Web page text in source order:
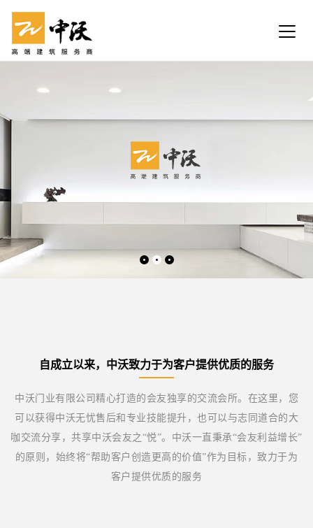
自成立以来，中沃致力于为客户提供优质的服务
中沃门业有限公司精心打造的会友独享的交流会所。在这里，您
可以获得中沃无忧售后和专业技能提升，也可以与志同道合的大
咖交流分享，共享中沃会友之“悦”。中沃一直秉承“会友利益增长”
的原则，始终将“帮助客户创造更高的价值”作为目标，致力于为
客户提供优质的服务